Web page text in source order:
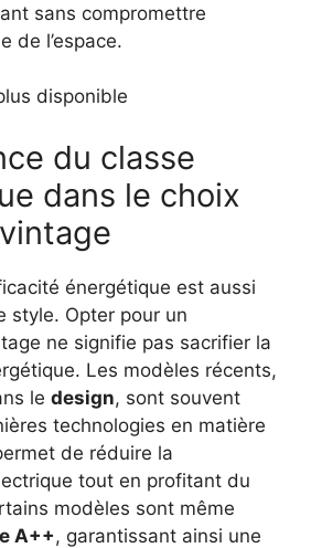
sans compromettre
de l’espace.
disponible
du classe
dans le choix
énergétique est aussi
style. Opter pour un
ne signifie pas sacrifier la
Les modèles récents,
le design, sont souvent
technologies en matière
de réduire la
tout en profitant du
modèles sont même
A++, garantissant ainsi une